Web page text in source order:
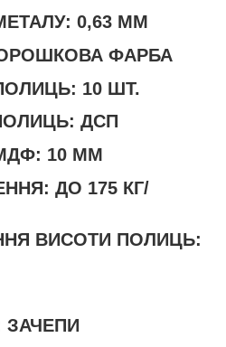
0,63 ММ
ФАРБА
10 ШТ.
ДСП
10 ММ
ДО 175 КГ/
ВИСОТИ ПОЛИЦЬ:
ЗАЧЕПИ